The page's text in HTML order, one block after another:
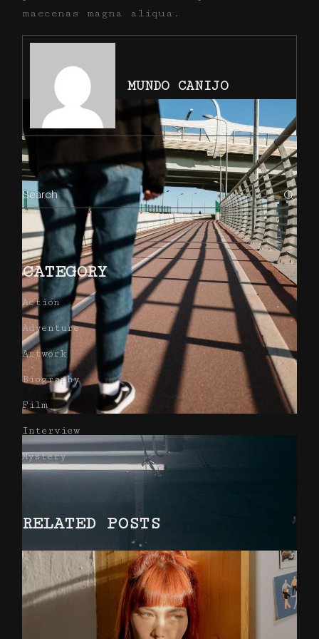
maecenas magna aliqua.
MUNDO CANIJO
CATEGORY
Action
Adventure
Artwork
Biography
Film
Interview
Mystery
RELATED POSTS